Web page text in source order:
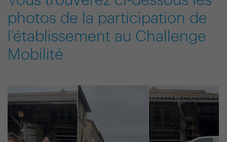
photos de la participation de
l'établissement au Challenge
Mobilité